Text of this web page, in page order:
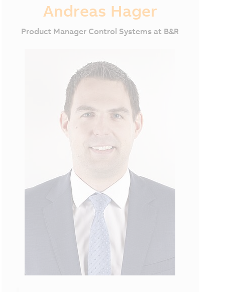
Andreas Hager
Product Manager Control Systems at B&R